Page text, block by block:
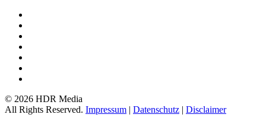
© 2026 HDR Media
All Rights Reserved. Impressum | Datenschutz | Disclaimer